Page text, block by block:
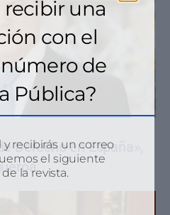
Derecho en España»,
recibir una
con el
de
Pública?
recibirás un correo
el siguiente
la revista.